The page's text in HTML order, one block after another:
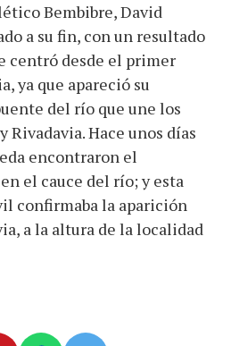
Bembibre, David
a su fin, con un resultado
centró desde el primer
ya que apareció su
del río que une los
Hace unos días
encontraron el
el cauce del río; y esta
confirmaba la aparición
a la altura de la localidad